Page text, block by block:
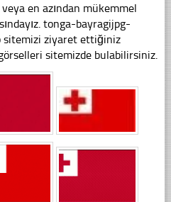
en azından mükemmel
tonga-bayragijpg-
sitemizi ziyaret ettiğiniz
sitemizde bulabilirsiniz.